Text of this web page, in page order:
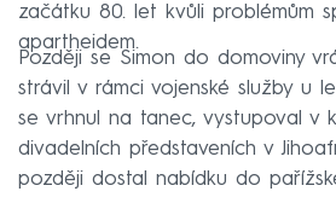
začátku 80. let kvůli problémům
apartheidem.
Později se Simon do domoviny
strávil v rámci vojenské služby u
se vrhnul na tanec, vystupoval v
divadelních představeních v
později dostal nabídku do